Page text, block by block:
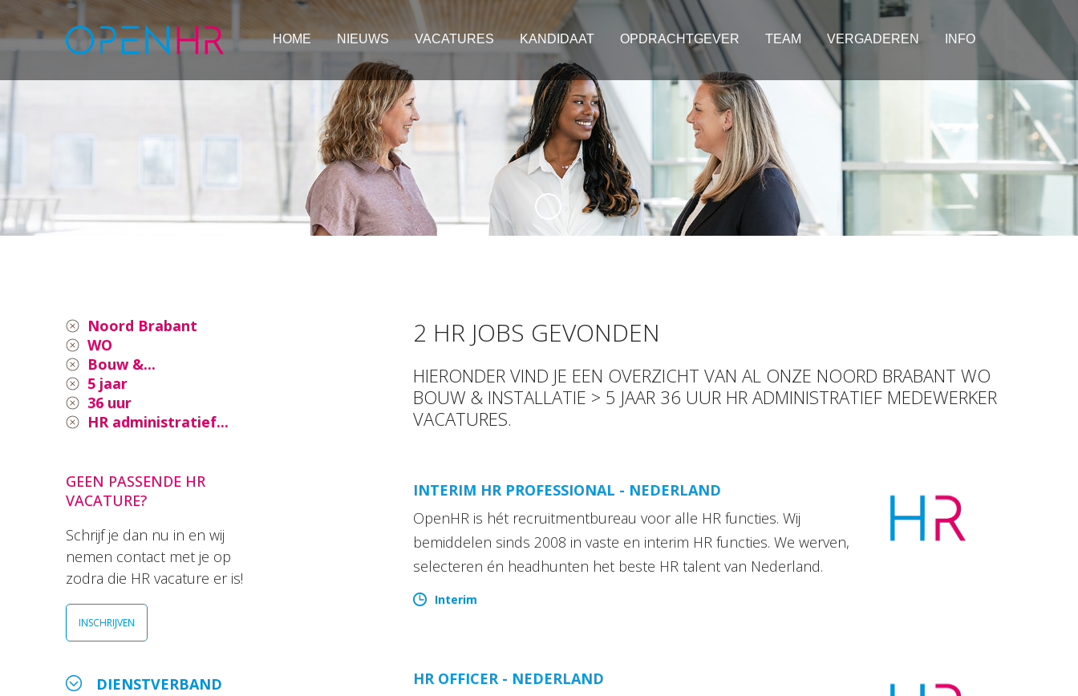
HOME NIEUWS VACATURES KANDIDAAT OPDRACHTGEVER TEAM VERGADEREN INFO
Noord Brabant
WO
Bouw &...
5 jaar
36 uur
HR administratief...
GEEN PASSENDE HR
VACATURE?
Schrijf je dan nu in en wij
nemen contact met je op
zodra die HR vacature er is!
INSCHRIJVEN
DIENSTVERBAND
2 HR JOBS GEVONDEN
HIERONDER VIND JE EEN OVERZICHT VAN AL ONZE NOORD BRABANT WO
BOUW & INSTALLATIE > 5 JAAR 36 UUR HR ADMINISTRATIEF MEDEWERKER
VACATURES.
INTERIM HR PROFESSIONAL - NEDERLAND
OpenHR is hét recruitmentbureau voor alle HR functies. Wij
bemiddelen sinds 2008 in vaste en interim HR functies. We werven,
selecteren én headhunten het beste HR talent van Nederland.
Interim
HR OFFICER - NEDERLAND